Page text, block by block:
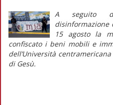
A seguito
disinformazione
15 agosto la
confiscato i beni mobili e
dell’Università
di Gesù.